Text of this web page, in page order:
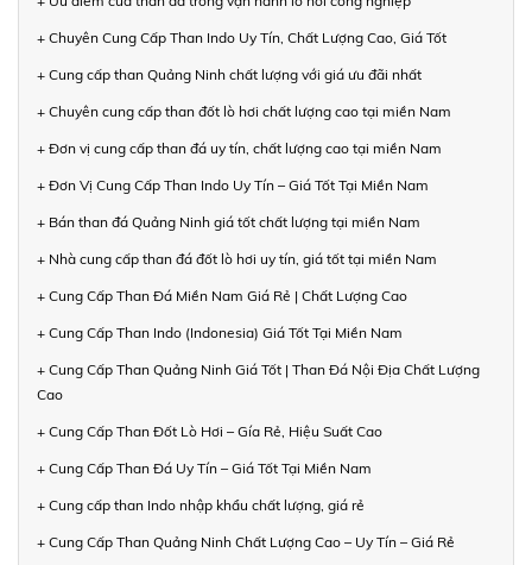
+ Chuyên Cung Cấp Than Indo Uy Tín, Chất Lượng Cao, Giá Tốt
+ Cung cấp than Quảng Ninh chất lượng với giá ưu đãi nhất
+ Chuyên cung cấp than đốt lò hơi chất lượng cao tại miền Nam
+ Đơn vị cung cấp than đá uy tín, chất lượng cao tại miền Nam
+ Đơn Vị Cung Cấp Than Indo Uy Tín – Giá Tốt Tại Miền Nam
+ Bán than đá Quảng Ninh giá tốt chất lượng tại miền Nam
+ Nhà cung cấp than đá đốt lò hơi uy tín, giá tốt tại miền Nam
+ Cung Cấp Than Đá Miền Nam Giá Rẻ | Chất Lượng Cao
+ Cung Cấp Than Indo (Indonesia) Giá Tốt Tại Miền Nam
+ Cung Cấp Than Quảng Ninh Giá Tốt | Than Đá Nội Địa Chất Lượng
Cao
+ Cung Cấp Than Đốt Lò Hơi – Gía Rẻ, Hiệu Suất Cao
+ Cung Cấp Than Đá Uy Tín – Giá Tốt Tại Miền Nam
+ Cung cấp than Indo nhập khẩu chất lượng, giá rẻ
+ Cung Cấp Than Quảng Ninh Chất Lượng Cao – Uy Tín – Giá Rẻ